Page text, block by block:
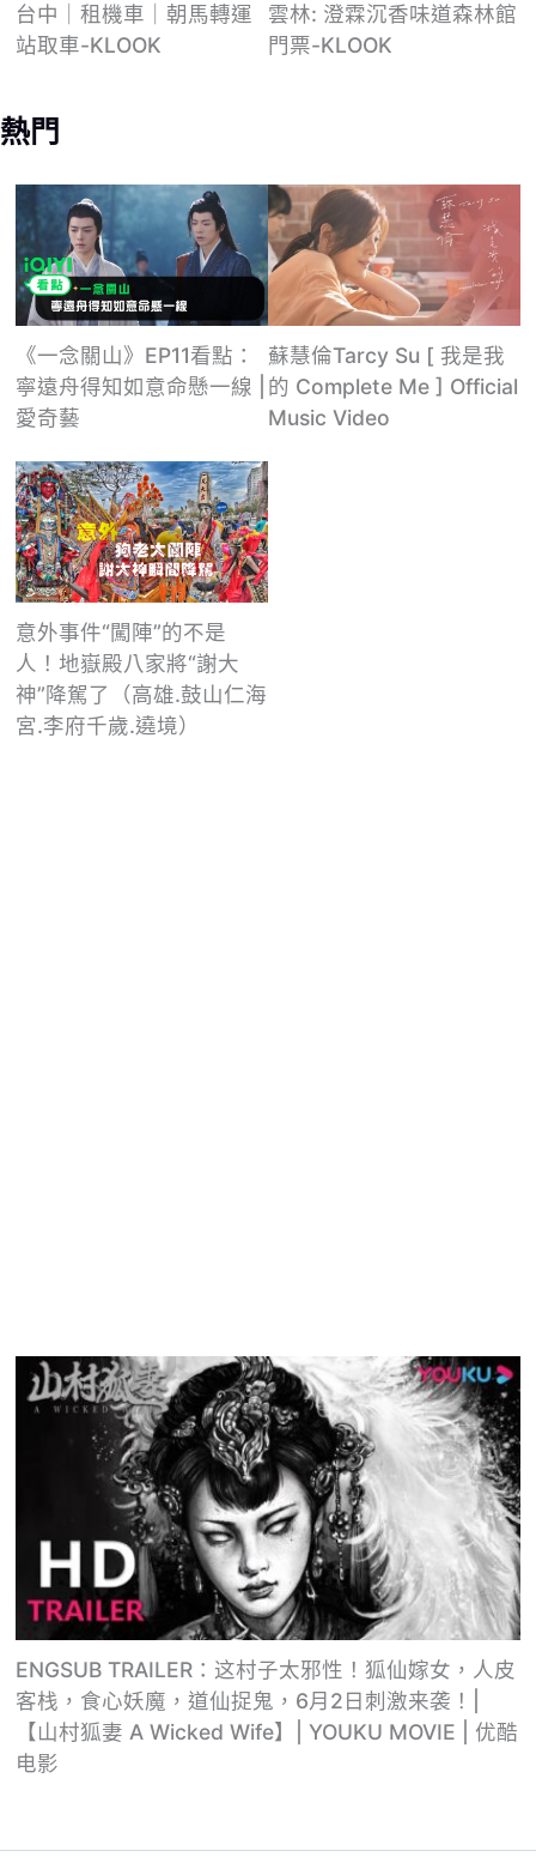
台中｜租機車｜朝馬轉運
站取車-KLOOK
雲林: 澄霖沉香味道森林館
門票-KLOOK
熱門
《一念關山》EP11看點：
寧遠舟得知如意命懸一線 |
愛奇藝
蘇慧倫Tarcy Su [ 我是我
的 Complete Me ] Official
Music Video
意外事件“闖陣”的不是
人！地嶽殿八家將“謝大
神”降駕了（高雄.鼓山仁海
宮.李府千歲.遶境）
ENGSUB TRAILER：这村子太邪性！狐仙嫁女，人皮
客栈，食心妖魔，道仙捉鬼，6月2日刺激来袭！|
【山村狐妻 A Wicked Wife】| YOUKU MOVIE | 优酷
电影